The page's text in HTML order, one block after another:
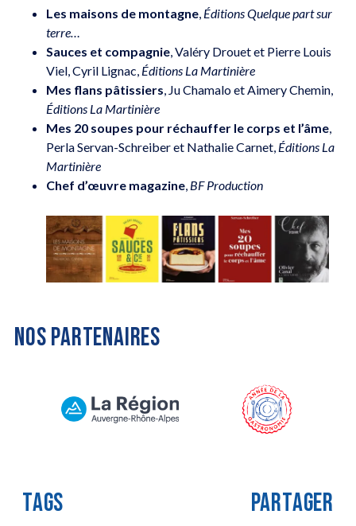
Les maisons de montagne, Éditions Quelque part sur
terre…
Sauces et compagnie, Valéry Drouet et Pierre Louis
Viel, Cyril Lignac, Éditions La Martinière
Mes flans pâtissiers , Ju Chamalo et Aimery Chemin,
Éditions La Martinière
Mes 20 soupes pour réchauffer le corps et l’âme,
Perla Servan-Schreiber et Nathalie Carnet, Éditions La
Martinière
Chef d’œuvre magazine, BF Production
NOS PARTENAIRES
TAGS PARTAGER